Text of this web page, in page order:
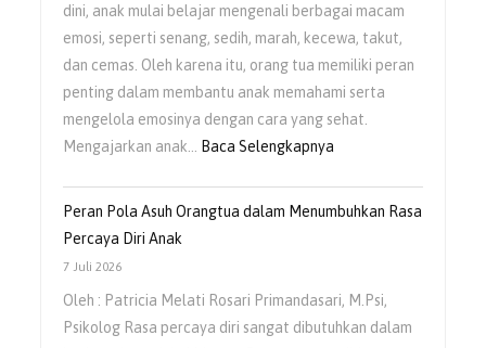
dini, anak mulai belajar mengenali berbagai macam
emosi, seperti senang, sedih, marah, kecewa, takut,
dan cemas. Oleh karena itu, orang tua memiliki peran
penting dalam membantu anak memahami serta
mengelola emosinya dengan cara yang sehat.
Mengajarkan anak…
Baca Selengkapnya
Sejak
Usia
Peran Pola Asuh Orangtua dalam Menumbuhkan Rasa
Percaya Diri Anak
7 Juli 2026
Oleh : Patricia Melati Rosari Primandasari, M.Psi,
Psikolog Rasa percaya diri sangat dibutuhkan dalam